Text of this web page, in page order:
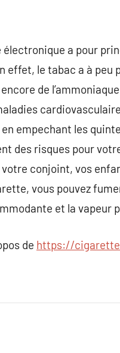
a pour
effet, le tabac a à peu
encore de
empechant les
des risques pour
conjoint, vos
vous pouvez
et la vapeur
de https://